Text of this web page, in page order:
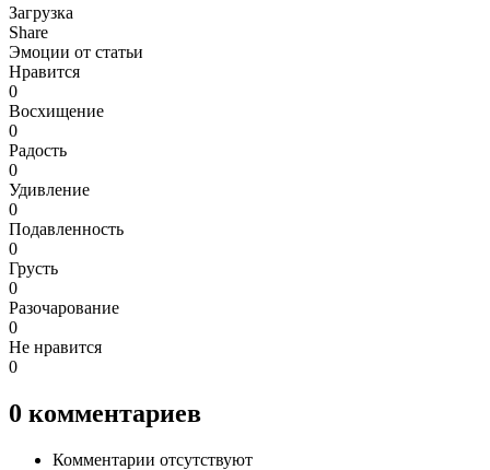
Загрузка
Share
Эмоции от статьи
Нравится
0
Восхищение
0
Радость
0
Удивление
0
Подавленность
0
Грусть
0
Разочарование
0
Не нравится
0
0 комментариев
Комментарии отсутствуют